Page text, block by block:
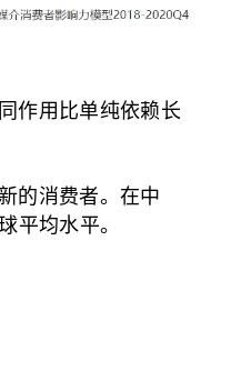
作用比单纯依赖长
的消费者。在中
平均水平。